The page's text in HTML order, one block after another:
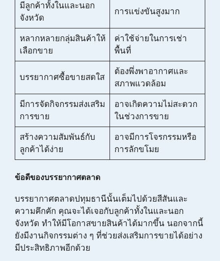
มีลูกค้าทั้งในและนอก
จังหวัด
การแข่งขันสูงมาก
หลากหลายกลุ่มสินค้าให้
เลือกขาย
ค่าใช้จ่ายในการเช่า
พื้นที่
บรรยากาศซื้อขายสดใส
ต้องพึ่งพาอากาศและ
สภาพแวดล้อม
มีการจัดกิจกรรมส่งเสริม
การขาย
อาจเกิดความไม่สะดวก
ในช่วงการขาย
สร้างความสัมพันธ์กับ
ลูกค้าได้ง่าย
อาจมีการโจรกรรมหรือ
การลักขโมย
ข้อดีของบรรยากาศตลาด
บรรยากาศตลาดปทุมธานีนั้นเต็มไปด้วยสีสันและ
ความคึกคัก คุณจะได้เจอกับลูกค้าทั้งในและนอก
จังหวัด ทำให้มีโอกาสขายสินค้าได้มากขึ้น นอกจากนี้
ยังมีงานกิจกรรมต่าง ๆ ที่ช่วยส่งเสริมการขายได้อย่าง
มีประสิทธิภาพอีกด้วย